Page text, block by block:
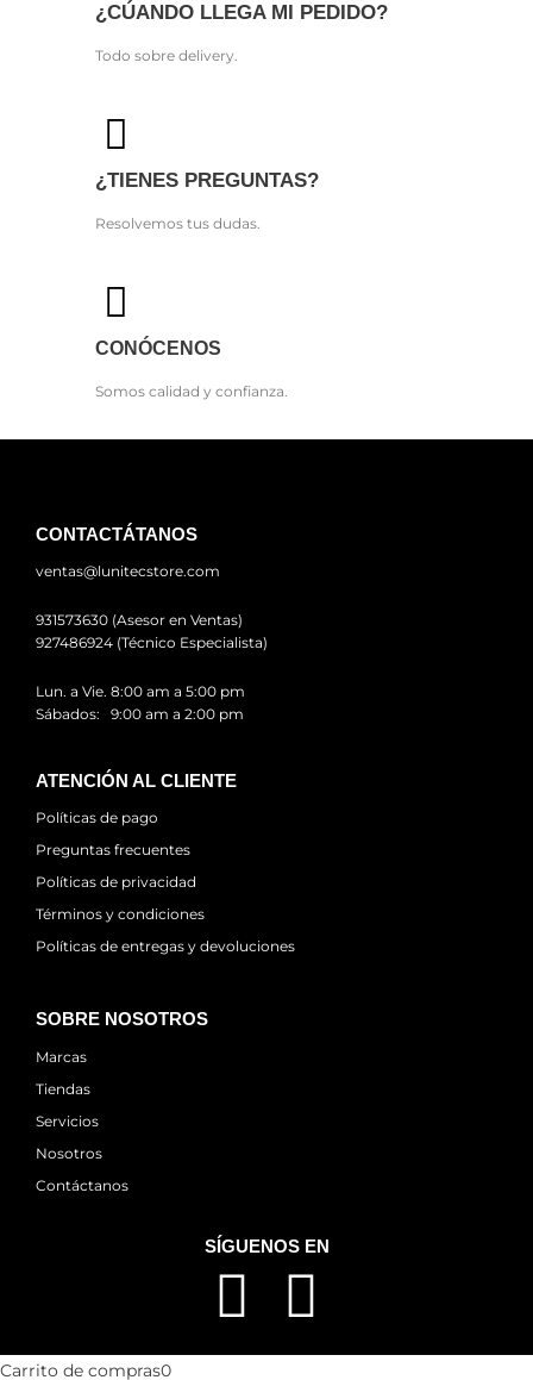
¿CÚANDO LLEGA MI PEDIDO?
Todo sobre delivery.
¿TIENES PREGUNTAS?
Resolvemos tus dudas.
CONÓCENOS
Somos calidad y confianza.
CONTACTÁTANOS
ventas@lunitecstore.com
931573630 (Asesor en Ventas)
927486924 (Técnico Especialista)
Lun. a Vie. 8:00 am a 5:00 pm
Sábados: 9:00 am a 2:00 pm
ATENCIÓN AL CLIENTE
Políticas de pago
Preguntas frecuentes
Políticas de privacidad
Términos y condiciones
Políticas de entregas y devoluciones
SOBRE NOSOTROS
Marcas
Tiendas
Servicios
Nosotros
Contáctanos
SÍGUENOS EN
Carrito de compras0